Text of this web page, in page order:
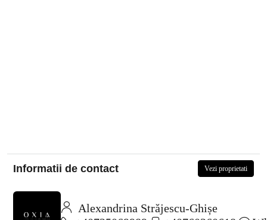
Informatii de contact Vezi proprietati
Alexandrina Străjescu-Ghișe